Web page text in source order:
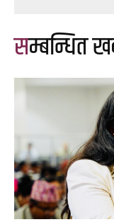
सम्बन्धित